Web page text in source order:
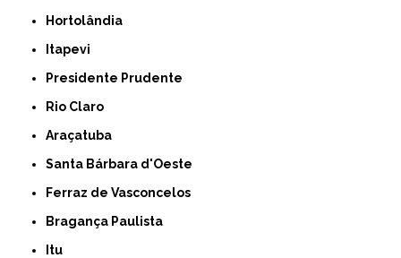
Hortolândia
Itapevi
Presidente Prudente
Rio Claro
Araçatuba
Santa Bárbara d'Oeste
Ferraz de Vasconcelos
Bragança Paulista
Itu